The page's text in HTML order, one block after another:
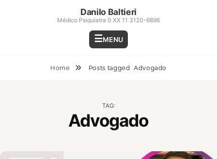
Danilo Baltieri
Médico Psiquiatra 0 XX 11 3120-6896
MENU
Home Posts tagged Advogado
TAG:
Advogado